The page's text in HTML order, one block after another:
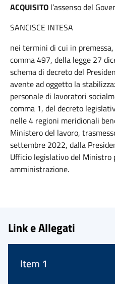
ACQUISITO l’assenso del
SANCISCE INTESA
nei termini di cui in
comma 497, della legge 27
schema di decreto del
avente ad oggetto la
personale di lavoratori
comma 1, del decreto
nelle 4 regioni meridionali
Ministero del lavoro,
settembre 2022, dalla
Ufficio legislativo del Ministro
amministrazione.
Link e Allegati
Item 1